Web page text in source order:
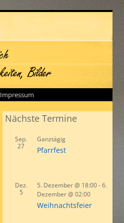
Impressum
Nächste Termine
Sep.
27
Ganztägig
Pfarrfest
Dez.
5
5. Dezember @ 18:00-6.
Dezember @ 02:00
Weihnachtsfeier